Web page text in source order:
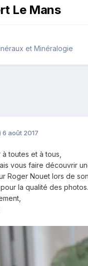
Le Mans
et Minéralogie
6 août 2017
toutes et à tous,
vous faire découvrir
Roger Nouet lors de
la qualité des photos.